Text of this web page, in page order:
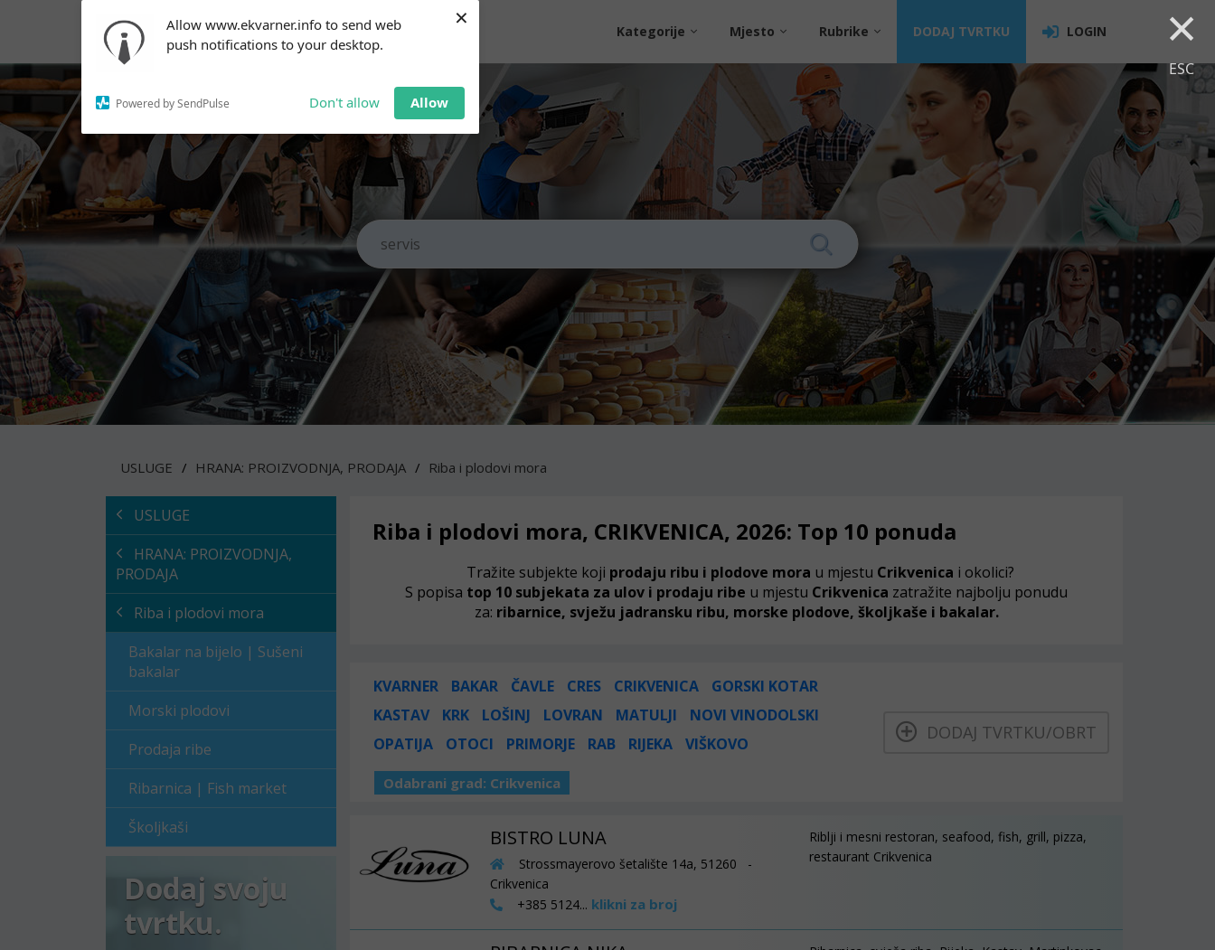
Allow www.ekvarner.info to send web
push notifications to your desktop.
Powered by SendPulse Don't allow Allow
× ×
ESC
notifications!
To enable permission prompts, click
on the notification icon
Kategorije Mjesto Rubrike DODAJ TVRTKU LOGIN
USLUGE HRANA: PROIZVODNJA, PRODAJA Riba i plodovi mora
USLUGE
HRANA: PROIZVODNJA,
PRODAJA
Riba i plodovi mora
Bakalar na bijelo | Sušeni
bakalar
Morski plodovi
Prodaja ribe
Ribarnica | Fish market
Školjkaši
Dodaj svoju
tvrtku.
Riba i plodovi mora, CRIKVENICA, 2026: Top 10 ponuda
Tražite subjekte koji prodaju ribu i plodove mora u mjestu Crikvenica i okolici?
S popisa top 10 subjekata za ulov i prodaju ribe u mjestu Crikvenica zatražite najbolju ponudu
za: ribarnice, svježu jadransku ribu, morske plodove, školjkaše i bakalar.
KVARNER BAKAR ČAVLE CRES CRIKVENICA
GORSKI KOTAR
KASTAV
KRK LOŠINJ LOVRAN MATULJI
NOVI VINODOLSKI
OPATIJA
OTOCI PRIMORJE RAB RIJEKA VIŠKOVO
Odabrani grad: Crikvenica
DODAJ TVRTKU/OBRT
BISTRO LUNA
Strossmayerovo šetalište 14a, 51260 -
Crikvenica
+385 5124... klikni za broj
Riblji i mesni restoran, seafood, fish, grill, pizza,
restaurant Crikvenica